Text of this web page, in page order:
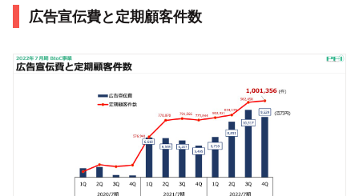
広告宣伝費と定期顧客件数